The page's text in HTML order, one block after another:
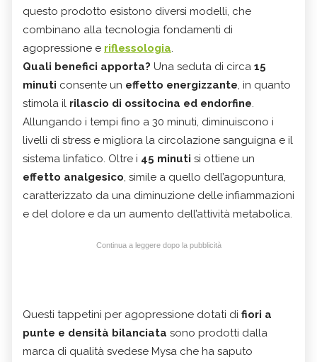
questo prodotto esistono diversi modelli, che
combinano alla tecnologia fondamenti di
agopressione e riflessologia.
Quali benefici apporta? Una seduta di circa 15
minuti consente un effetto energizzante, in quanto
stimola il rilascio di ossitocina ed endorfine.
Allungando i tempi fino a 30 minuti, diminuiscono i
livelli di stress e migliora la circolazione sanguigna e il
sistema linfatico. Oltre i 45 minuti si ottiene un
effetto analgesico, simile a quello dell’agopuntura,
caratterizzato da una diminuzione delle infiammazioni
e del dolore e da un aumento dell’attività metabolica.
Continua a leggere dopo la pubblicità
Questi tappetini per agopressione dotati di fiori a
punte e densità bilanciata sono prodotti dalla
marca di qualità svedese Mysa che ha saputo